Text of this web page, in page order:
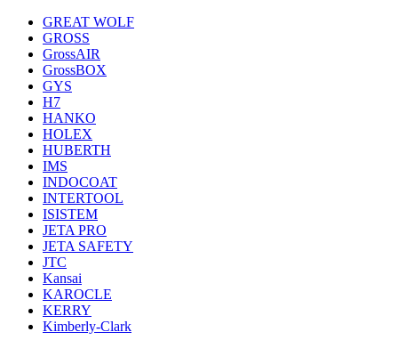
GREAT WOLF
GROSS
GrossAIR
GrossBOX
GYS
H7
HANKO
HOLEX
HUBERTH
IMS
INDOCOAT
INTERTOOL
ISISTEM
JETA PRO
JETA SAFETY
JTC
Kansai
KAROCLE
KERRY
Kimberly-Clark